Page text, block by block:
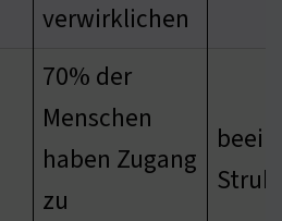
verwirklichen
70% der
Menschen
haben Zugang
zu